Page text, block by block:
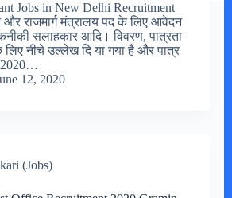
Jobs in New Delhi Recruitment
राजमार्ग मंत्रालय पद के लिए आवेदन
सलाहकार आदि। विवरण, पात्रता
लिए नीचे उल्लेख दि या गया है और पात्र
2020…
12, 2020
(Jobs)